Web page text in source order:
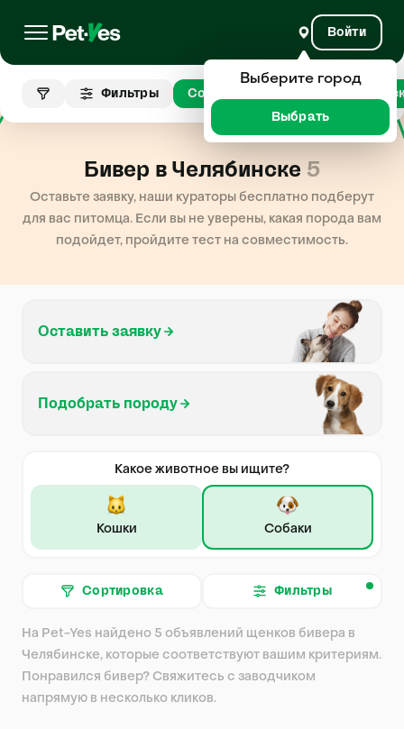
Войти
Фильтры Собаки
Бивер в Челябинске 5
Оставьте заявку, наши кураторы бесплатно подберут
для вас питомца. Если вы не уверены, какая порода вам
подойдет, пройдите тест на совместимость.
Оставить заявку
Подобрать породу
Какое животное вы ищите?
Кошки Собаки
Сортировка Фильтры
На Pet-Yes найдено 5 объявлений щенков бивера в
Челябинске, которые соответствуют вашим критериям.
Понравился бивер? Свяжитесь с заводчиком
напрямую в несколько кликов.
Выберите город
Выбрать